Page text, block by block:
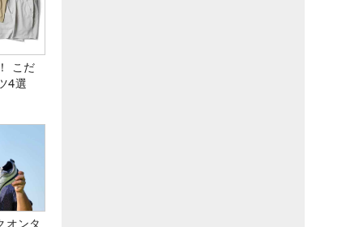
こだ
4選
オンタ